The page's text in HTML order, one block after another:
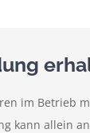
im Betrieb
kann allein